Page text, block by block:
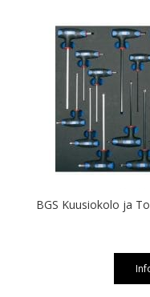
BGS Kuusiokolo ja